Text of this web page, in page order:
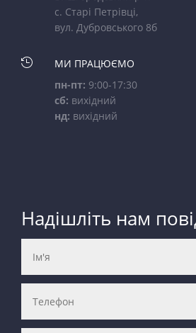
с. Старі Петрівці,
вул. Дубровського 8б

МИ ПРАЦЮЄМО
пн-пт: 9:00-17:30
сб: вихідний
нд: вихідний
Надішліть нам